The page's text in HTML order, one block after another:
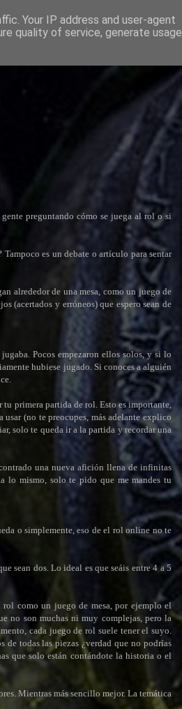
preguntando cómo se juega al rol o si
es un debate o artículo para sentar
alrededor de una mesa, como un juego de
(acertados y erróneos) que espero sean de
Pocos empezaron ellos solos, y si lo
hubiese jugado. Si conoces a alguién
primera partida de rol. Esto es importante,
usar (no te preocupes, más adelante explico
solo te queda ir a la partida y recordar una
una nueva afición llena de infinitas
lo mismo, solo te pido que me mandes tu
o simplemente, eso de el rol online no te
sean dos. Lo ideal es que seáis entre 4 a 5
rol como un juego de mesa, por ejemplo el
no son muchas ni muy complejas, pero la
cada juego de rol suele tener el suyo.
todas las piezas ¿verdad que no podrías
que solo están contándote la historia o el
Mientras más sencillo mejor. La temática
Your IP address and user-agent
quality of service, generate usage